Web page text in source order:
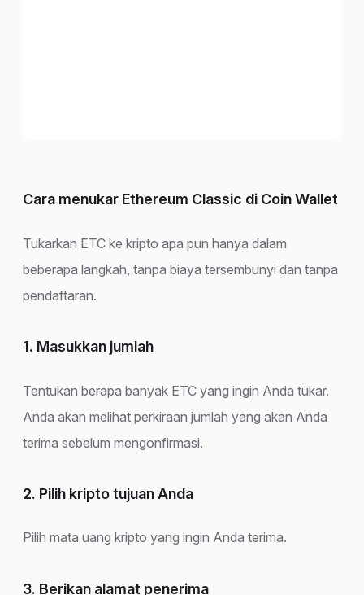
Cara menukar Ethereum Classic di Coin Wallet
Tukarkan ETC ke kripto apa pun hanya dalam
beberapa langkah, tanpa biaya tersembunyi dan tanpa
pendaftaran.
1. Masukkan jumlah
Tentukan berapa banyak ETC yang ingin Anda tukar.
Anda akan melihat perkiraan jumlah yang akan Anda
terima sebelum mengonfirmasi.
2. Pilih kripto tujuan Anda
Pilih mata uang kripto yang ingin Anda terima.
3. Berikan alamat penerima